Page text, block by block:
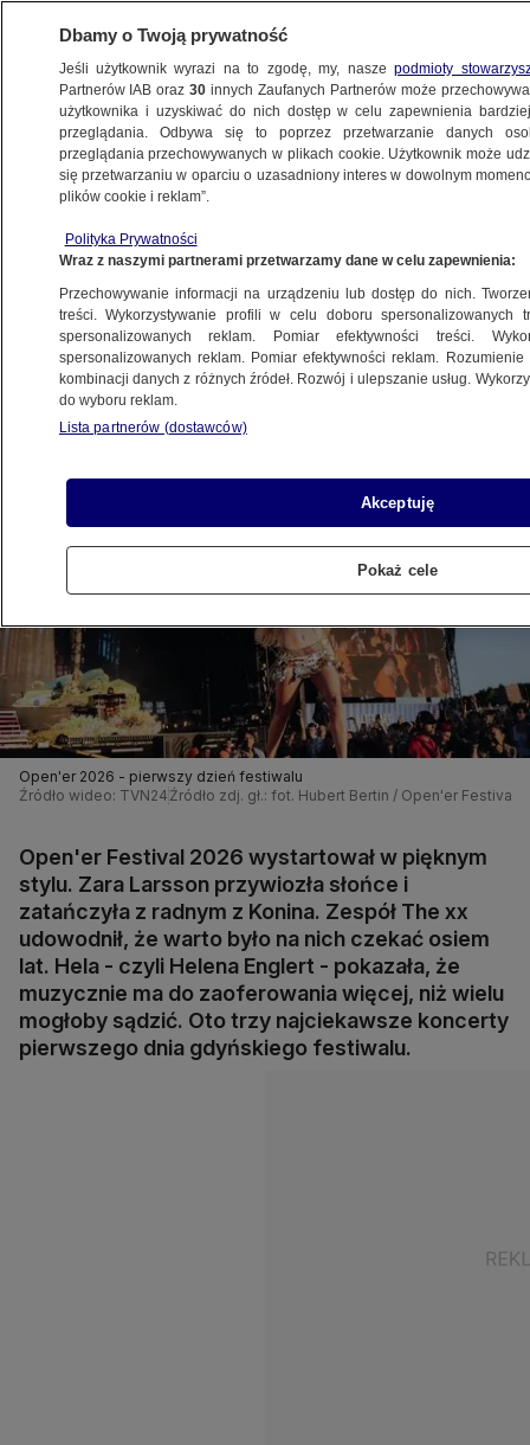
KULTURA I STYL
Open'era
Tomasz-Marcin Wrona
2.07.2026, 11:12
Posłuchaj artykułu
Czyta lektor AI
Open'er 2026 - pierwszy dzień festiwalu
Źródło wideo: TVN24 Źródło zdj. gł.: fot. Hubert Bertin / Open'er Festival
Open'er Festival 2026 wystartował w pięknym
stylu. Zara Larsson przywiozła słońce i
zatańczyła z radnym z Konina. Zespół The xx
udowodnił, że warto było na nich czekać osiem
lat. Hela - czyli Helena Englert - pokazała, że
muzycznie ma do zaoferowania więcej, niż wielu
mogłoby sądzić. Oto trzy najciekawsze koncerty
pierwszego dnia gdyńskiego festiwalu.
Dbamy o Twoją prywatność
Jeśli użytkownik wyrazi na to zgodę, my, naszepodmioty
Partnerów IAB oraz30 innych Zaufanych Partnerów może
użytkownika i uzyskiwać do nich dostęp w celu zapewnienia
przeglądania. Odbywa się to poprzez przetwarzanie danych
przeglądania przechowywanych w plikach cookie. Użytkownik może
się przetwarzaniu w oparciu o uzasadniony interes w dowolnym
plików cookie i reklam”.
Polityka Prywatności
Wraz z naszymi partnerami przetwarzamy dane w celu zapewnienia:
Przechowywanie informacji na urządzeniu lub dostęp do nich.
treści. Wykorzystywanie profili w celu doboru spersonalizowanych
spersonalizowanych reklam. Pomiar efektywności treści.
spersonalizowanych reklam. Pomiar efektywności reklam.
kombinacji danych z różnych źródeł. Rozwój i ulepszanie usług.
do wyboru reklam.
Lista partnerów (dostawców)
Akceptuję
Pokaż cele